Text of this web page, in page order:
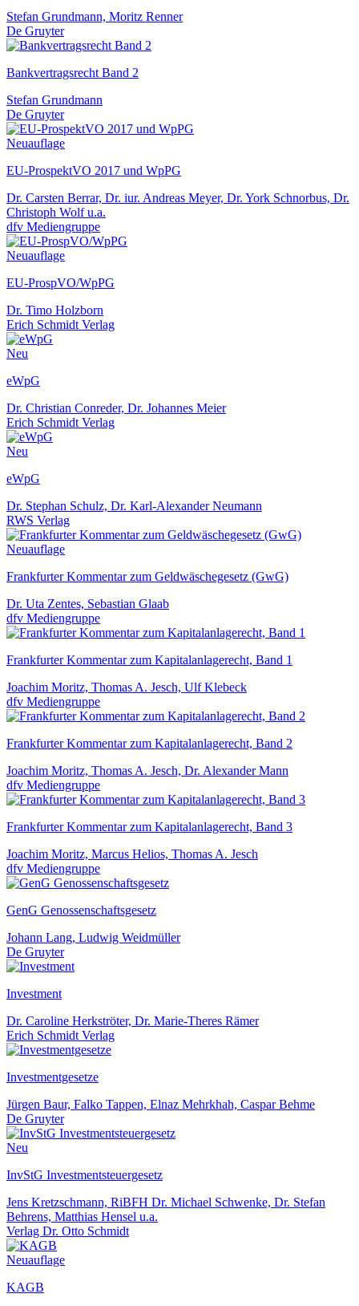
Stefan Grundmann, Moritz Renner
De Gruyter
Bankvertragsrecht Band 2
Stefan Grundmann
De Gruyter
Neuauflage
EU-ProspektVO 2017 und WpPG
Dr. Carsten Berrar, Dr. iur. Andreas Meyer, Dr. York Schnorbus, Dr.
Christoph Wolf u.a.
dfv Mediengruppe
Neuauflage
EU-ProspVO/WpPG
Dr. Timo Holzborn
Erich Schmidt Verlag
Neu
eWpG
Dr. Christian Conreder, Dr. Johannes Meier
Erich Schmidt Verlag
Neu
eWpG
Dr. Stephan Schulz, Dr. Karl-Alexander Neumann
RWS Verlag
Neuauflage
Frankfurter Kommentar zum Geldwäschegesetz (GwG)
Dr. Uta Zentes, Sebastian Glaab
dfv Mediengruppe
Frankfurter Kommentar zum Kapitalanlagerecht, Band 1
Joachim Moritz, Thomas A. Jesch, Ulf Klebeck
dfv Mediengruppe
Frankfurter Kommentar zum Kapitalanlagerecht, Band 2
Joachim Moritz, Thomas A. Jesch, Dr. Alexander Mann
dfv Mediengruppe
Frankfurter Kommentar zum Kapitalanlagerecht, Band 3
Joachim Moritz, Marcus Helios, Thomas A. Jesch
dfv Mediengruppe
GenG Genossenschaftsgesetz
Johann Lang, Ludwig Weidmüller
De Gruyter
Investment
Dr. Caroline Herkströter, Dr. Marie-Theres Rämer
Erich Schmidt Verlag
Investmentgesetze
Jürgen Baur, Falko Tappen, Elnaz Mehrkhah, Caspar Behme
De Gruyter
Neu
InvStG Investmentsteuergesetz
Jens Kretzschmann, RiBFH Dr. Michael Schwenke, Dr. Stefan
Behrens, Matthias Hensel u.a.
Verlag Dr. Otto Schmidt
Neuauflage
KAGB